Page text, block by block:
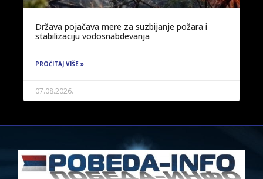
Država pojačava mere za suzbijanje požara i
stabilizaciju vodosnabdevanja
PROČITAJ VIŠE »
07.08.2026.